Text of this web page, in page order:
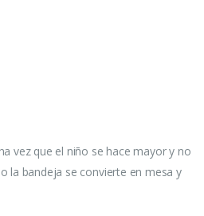
vez que el niño se hace mayor y no
la bandeja se convierte en mesa y